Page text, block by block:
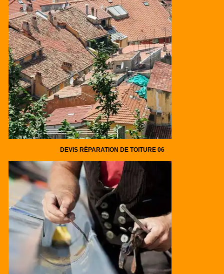
DEVIS RÉPARATION DE TOITURE 06